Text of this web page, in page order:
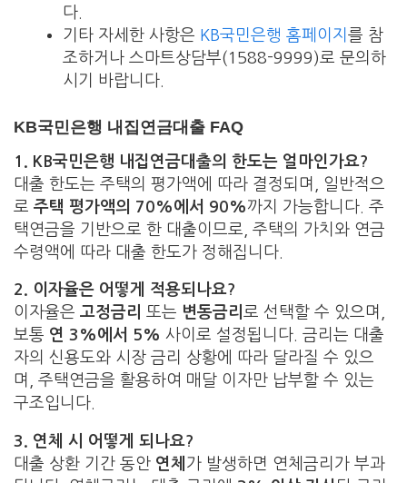
다.
기타 자세한 사항은 KB국민은행 홈페이지 를 참
조하거나 스마트상담부(1588-9999)로 문의하
시기 바랍니다.
KB국민은행 내집연금대출 FAQ
1. KB국민은행 내집연금대출의 한도는 얼마인가요?
대출 한도는 주택의 평가액에 따라 결정되며, 일반적으
로 주택 평가액의 70%에서 90%까지 가능합니다. 주
택연금을 기반으로 한 대출이므로, 주택의 가치와 연금
수령액에 따라 대출 한도가 정해집니다.
2. 이자율은 어떻게 적용되나요?
이자율은 고정금리 또는 변동금리 로 선택할 수 있으며,
보통 연 3%에서 5% 사이로 설정됩니다. 금리는 대출
자의 신용도와 시장 금리 상황에 따라 달라질 수 있으
며, 주택연금을 활용하여 매달 이자만 납부할 수 있는
구조입니다.
3. 연체 시 어떻게 되나요?
대출 상환 기간 동안 연체 가 발생하면 연체금리가 부과